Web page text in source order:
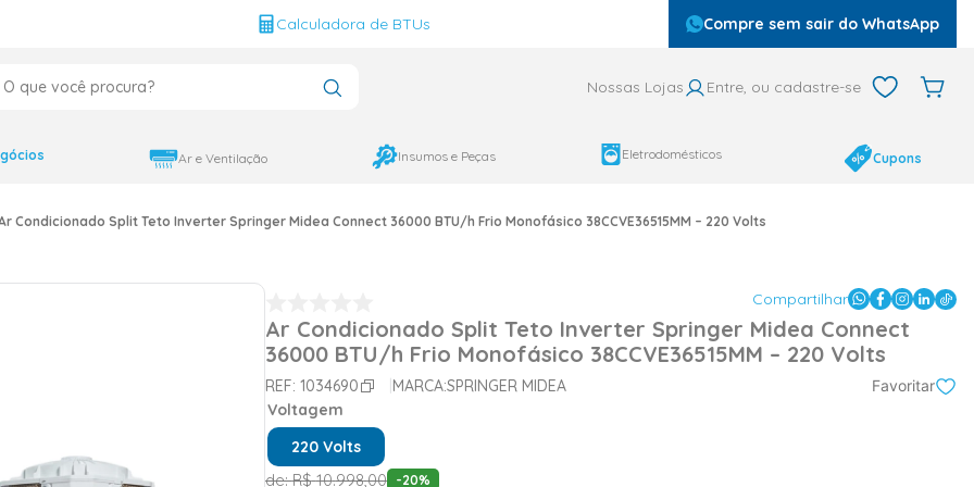
Calculadora de BTUs Compre sem sair do WhatsApp
Nossas Lojas Entre, ou cadastre-se
Ar e Ventilação Insumos e Peças Eletrodomésticos Cupons
Condicionado Split Teto Inverter Springer Midea Connect 36000 BTU/h Frio Monofásico 38CCVE36515MM – 220 Volts
Compartilhar
Ar Condicionado Split Teto Inverter Springer Midea Connect
36000 BTU/h Frio Monofásico 38CCVE36515MM – 220 Volts
REF: 1034690 MARCA:SPRINGER MIDEA Favoritar
Voltagem
220 Volts
de:R$ 10.998,00 -20%